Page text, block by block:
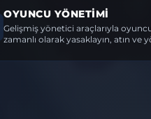
OYUNCU YÖNETIMI
Gelişmiş yönetici araçlarıyla
zamanlı olarak yasaklayın, atın ve